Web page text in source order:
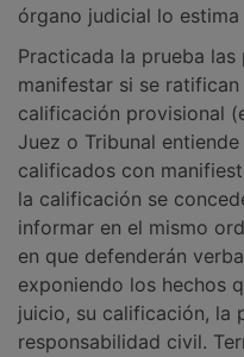
órgano judicial lo estima
Practicada la prueba
manifestar si se
calificación provisional
Juez o Tribunal
calificados con
la calificación se
informar en el mismo
en que defenderán
exponiendo los hechos
juicio, su calificación, la
responsabilidad civil.